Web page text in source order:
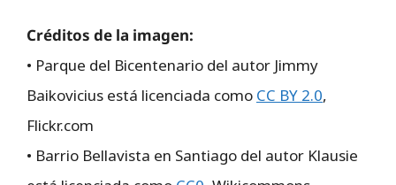
Créditos de la imagen:
• Parque del Bicentenario del autor Jimmy
Baikovicius está licenciada como CC BY 2.0,
Flickr.com
• Barrio Bellavista en Santiago del autor Klausie